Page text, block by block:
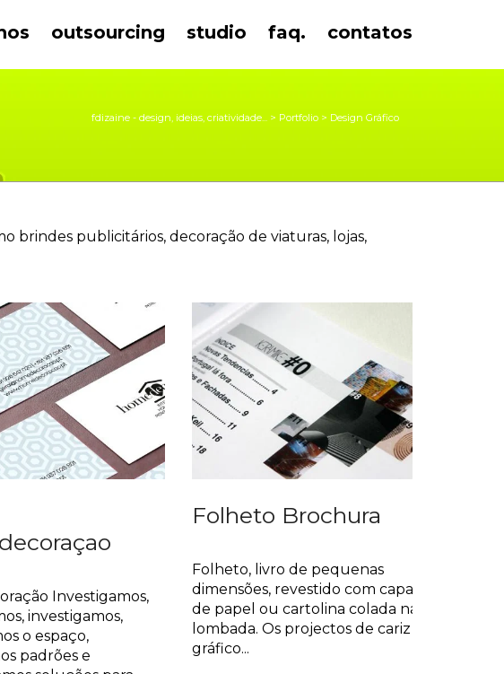
outsourcing studio faq. contatos
fdizaine - design, ideias, criatividade... > Portfolio > Design Gráfico
brindes publicitários, decoração de viaturas, lojas,
Investigamos,
investigamos,
o espaço,
padrões e
Folheto Brochura
Folheto, livro de pequenas
dimensões, revestido com capa
de papel ou cartolina colada na
lombada. Os projectos de cariz
gráfico...